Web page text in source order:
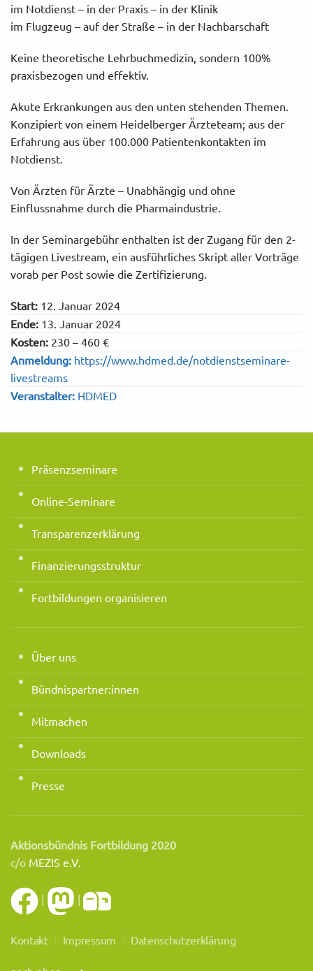
im Notdienst – in der Praxis – in der Klinik
im Flugzeug – auf der Straße – in der Nachbarschaft
Keine theoretische Lehrbuchmedizin, sondern 100%
praxisbezogen und effektiv.
Akute Erkrankungen aus den unten stehenden Themen.
Konzipiert von einem Heidelberger Ärzteteam; aus der
Erfahrung aus über 100.000 Patientenkontakten im
Notdienst.
Von Ärzten für Ärzte – Unabhängig und ohne
Einflussnahme durch die Pharmaindustrie.
In der Seminargebühr enthalten ist der Zugang für den 2-
tägigen Livestream, ein ausführliches Skript aller Vorträge
vorab per Post sowie die Zertifizierung.
Start: 12. Januar 2024
Ende: 13. Januar 2024
Kosten: 230 – 460 €
Anmeldung: https://www.hdmed.de/notdienstseminare-
livestreams
Veranstalter: HDMED
Präsenzseminare
Online-Seminare
Transparenzerklärung
Finanzierungsstruktur
Fortbildungen organisieren
Über uns
Bündnispartner:innen
Mitmachen
Downloads
Presse
Aktionsbündnis Fortbildung 2020
c/o MEZIS e.V.
| |
Kontakt Impressum Datenschutzerklärung